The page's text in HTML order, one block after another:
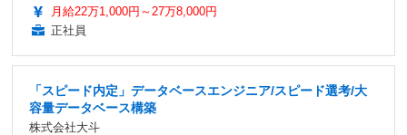
月給22万1,000円～27万8,000円
正社員
「スピード内定」データベースエンジニア/スピード選考/大
容量データベース構築
株式会社大斗